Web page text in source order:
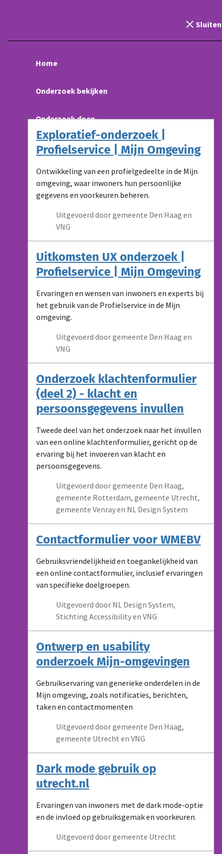
Gebruikersonderzoeken logo,
Sluiten
Home
Onderzoek bekijken
Onderzoek doen
Onderzoek delen
Vragen
Toegankelijkheid
beperking digitale diensten ervaren.
Exploratief-onderzoek |
Profielservice | Mijn Omgeving
Ontwikkeling van een profielgedeelte in de Mijn
omgeving, waar inwoners hun persoonlijke
gegevens en voorkeuren beheren.
Uitgevoerd door gemeente Den Haag en
VNG
Uitkomsten UX onderzoek |
Profielservice | Mijn Omgeving
Ervaringen en wensen van inwoners en experts bij
het gebruik van de Profielservice in de Mijn
omgeving.
Uitgevoerd door gemeente Den Haag en
VNG
Onderzoek klachtenformulier
(deel 2) - klacht en
persoonsgegevens invullen
Tweede deel van het onderzoek naar het invullen
van een online klachtenformulier, gericht op de
ervaring bij het invoeren van klacht en
persoonsgegevens.
Uitgevoerd door gemeente Den Haag,
gemeente Rotterdam, gemeente Utrecht,
gemeente Venray en NL Design System
Contactformulier voor WMEBV
Gebruiksvriendelijkheid en toegankelijkheid van
een online contactformulier, inclusief ervaringen
van specifieke doelgroepen.
Uitgevoerd door NL Design System,
Stichting Accessibility en VNG
Ontwerp en usability
onderzoek Mijn-omgevingen
Gebruikservaring van generieke onderdelen in de
Mijn omgeving, zoals notificaties, berichten,
taken en contactmomenten
Uitgevoerd door gemeente Den Haag,
gemeente Utrecht en VNG
Dark mode gebruik op
utrecht.nl
Ervaringen van inwoners met de dark mode-optie
en de invloed op gebruiksgemak en voorkeuren.
Uitgevoerd door gemeente Utrecht